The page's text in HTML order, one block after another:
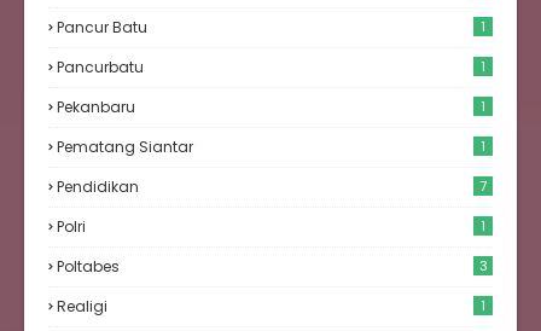
Pancur Batu 1
Pancurbatu 1
Pekanbaru 1
Pematang Siantar 1
Pendidikan 7
Polri 1
Poltabes 3
Realigi 1